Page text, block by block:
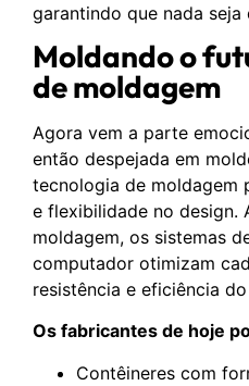
garantindo que nada seja
Moldando o
de moldagem
Agora vem a parte
então despejada em
tecnologia de moldagem
e flexibilidade no design.
moldagem, os sistemas
computador otimizam
resistência e eficiência
Os fabricantes de hoje
Contêineres com